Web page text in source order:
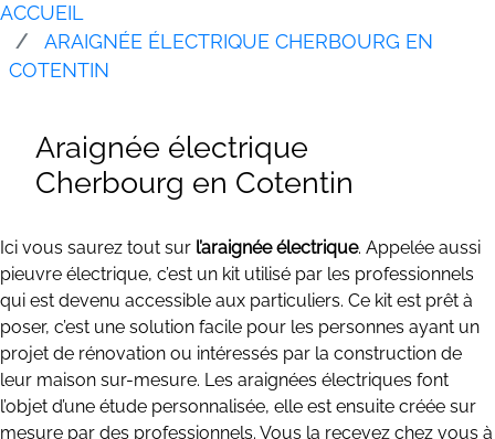
ACCUEIL
ARAIGNÉE ÉLECTRIQUE CHERBOURG EN
COTENTIN
Araignée électrique
Cherbourg en Cotentin
Ici vous saurez tout sur l’araignée électrique. Appelée aussi
pieuvre électrique, c’est un kit utilisé par les professionnels
qui est devenu accessible aux particuliers. Ce kit est prêt à
poser, c’est une solution facile pour les personnes ayant un
projet de rénovation ou intéressés par la construction de
leur maison sur-mesure. Les araignées électriques font
l’objet d’une étude personnalisée, elle est ensuite créée sur
mesure par des professionnels. Vous la recevez chez vous à